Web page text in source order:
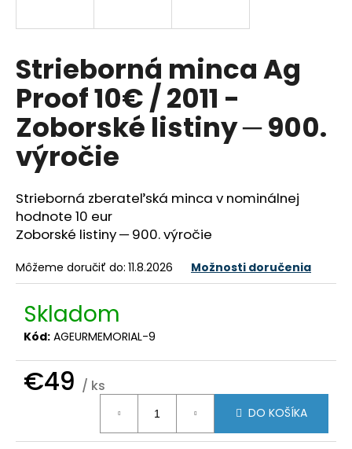
Strieborná minca Ag
Proof 10€ / 2011 -
Zoborské listiny ─ 900.
výročie
Strieborná zberateľská minca v nominálnej
hodnote 10 eur
Zoborské listiny ─ 900. výročie
Môžeme doručiť do: 11.8.2026 Možnosti doručenia
Skladom
Kód: AGEURMEMORIAL-9
€49 / ks
DO KOŠÍKA
s
ť
?
d
p
o
ú
č
a
m